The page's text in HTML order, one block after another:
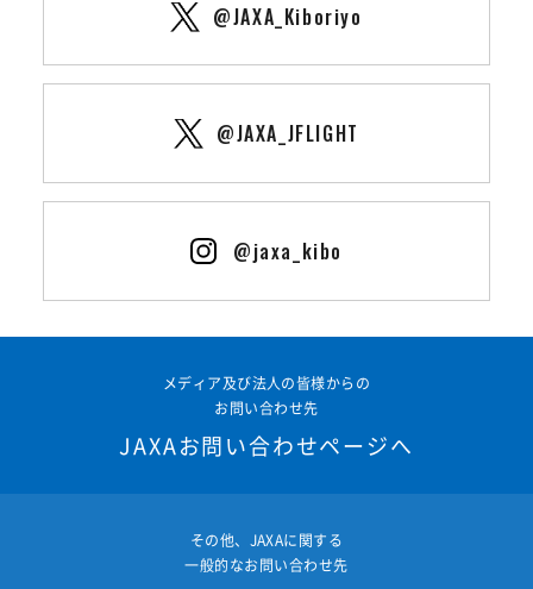
@JAXA_Kiboriyo
@JAXA_JFLIGHT
@jaxa_kibo
メディア及び法人の皆様からの
お問い合わせ先
JAXAお問い合わせページへ
その他、JAXAに関する
一般的なお問い合わせ先